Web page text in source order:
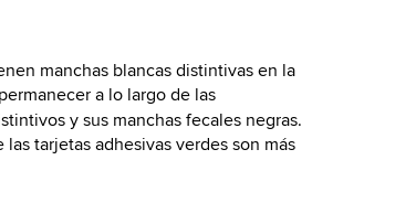
manchas blancas distintivas en la
a lo largo de las
y sus manchas fecales negras.
tarjetas adhesivas verdes son más